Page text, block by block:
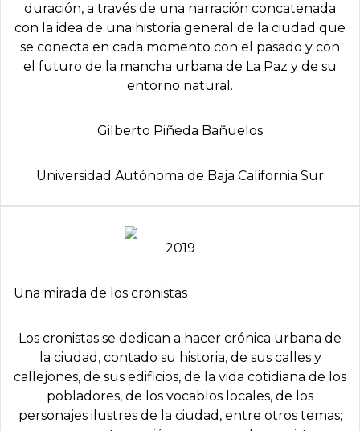
duración, a través de una narración concatenada
con la idea de una historia general de la ciudad que
se conecta en cada momento con el pasado y con
el futuro de la mancha urbana de La Paz y de su
entorno natural.
Gilberto Piñeda Bañuelos
Universidad Autónoma de Baja California Sur
2019
Una mirada de los cronistas
Los cronistas se dedican a hacer crónica urbana de
la ciudad, contado su historia, de sus calles y
callejones, de sus edificios, de la vida cotidiana de los
pobladores, de los vocablos locales, de los
personajes ilustres de la ciudad, entre otros temas;